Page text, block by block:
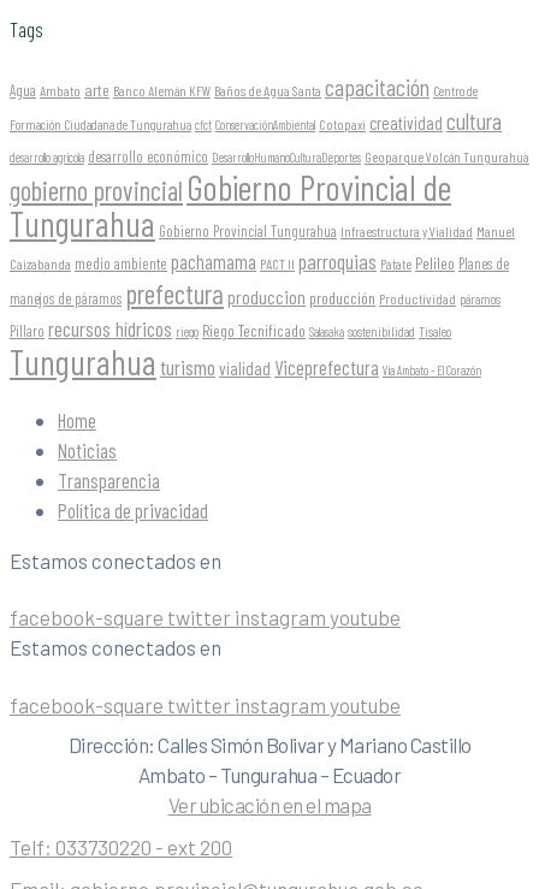
Tags
Agua Ambato arte Banco Alemán KFW Baños de Agua Santa capacitación Centro de
Formación Ciudadana de Tungurahua cfct ConservaciónAmbiental Cotopaxi creatividad cultura
desarrollo agrícola desarrollo económico DesarrolloHumanoCulturaDeportes Geoparque Volcán Tungurahua
gobierno provincial Gobierno Provincial de
Tungurahua Gobierno Provincial Tungurahua Infraestructura y Vialidad Manuel
Caizabanda medio ambiente pachamama PACT II parroquias Patate Pelileo Planes de
manejos de páramos prefectura produccion producción Productividad páramos
Píllaro recursos hídricos riego Riego Tecnificado Salasaka sostenibilidad Tisaleo
Tungurahua turismo vialidad Viceprefectura Vía Ambato - El Corazón
Home
Noticias
Transparencia
Política de privacidad
Estamos conectados en
facebook-square twitter instagram youtube
Estamos conectados en
facebook-square twitter instagram youtube
Dirección: Calles Simón Bolivar y Mariano Castillo
Ambato – Tungurahua – Ecuador
Ver ubicación en el mapa
Telf: 033730220 - ext 200